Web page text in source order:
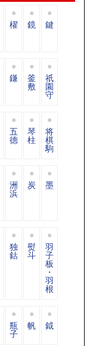
櫂 鏡 鍵
鎌 釜
敷
祇
園
守
五
德
琴
柱
将
棋
駒
洲
浜
炭 墨
独
鈷
熨
斗
羽
子
板
・
羽
根
瓶
子
帆 鉞